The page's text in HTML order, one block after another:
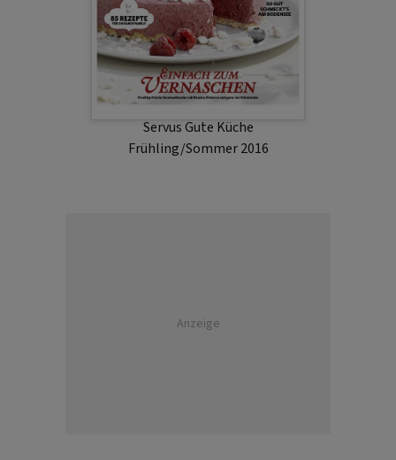
Servus Gute Küche
Frühling/Sommer 2016
Anzeige